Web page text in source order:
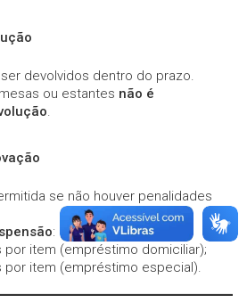
devolvidos dentro do prazo.
ou estantes não é
.
se não houver penalidades
:
por item (empréstimo domiciliar);
por item (empréstimo especial).